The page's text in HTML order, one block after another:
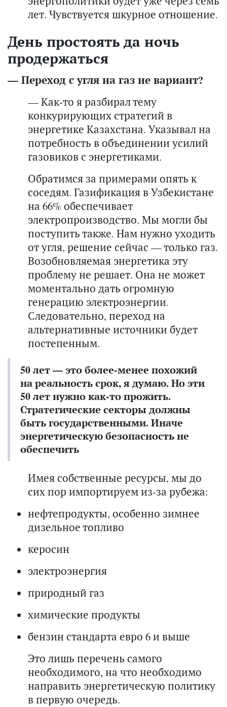
лет. Чувствуется шкурное отношение.
День простоять да ночь
продержаться
— Переход с угля на газ не вариант?
— Как-то я разбирал тему
конкурирующих стратегий в
энергетике Казахстана. Указывал на
потребность в объединении усилий
газовиков с энергетиками.
Обратимся за примерами опять к
соседям. Газификация в Узбекистане
на 66% обеспечивает
электропроизводство. Мы могли бы
поступить также. Нам нужно уходить
от угля, решение сейчас — только газ.
Возобновляемая энергетика эту
проблему не решает. Она не может
моментально дать огромную
генерацию электроэнергии.
Следовательно, переход на
альтернативные источники будет
постепенным.
50 лет — это более-менее похожий
на реальность срок, я думаю. Но эти
50 лет нужно как-то прожить.
Стратегические секторы должны
быть государственными. Иначе
энергетическую безопасностьне
обеспечить
Имея собственные ресурсы, мы до
сих пор импортируем из-за рубежа:
нефтепродукты, особенно зимнее
дизельное топливо
керосин
электроэнергия
природный газ
химические продукты
бензин стандарта евро 6 и выше
Это лишь перечень самого
необходимого, на что необходимо
направить энергетическую политику
в первую очередь.